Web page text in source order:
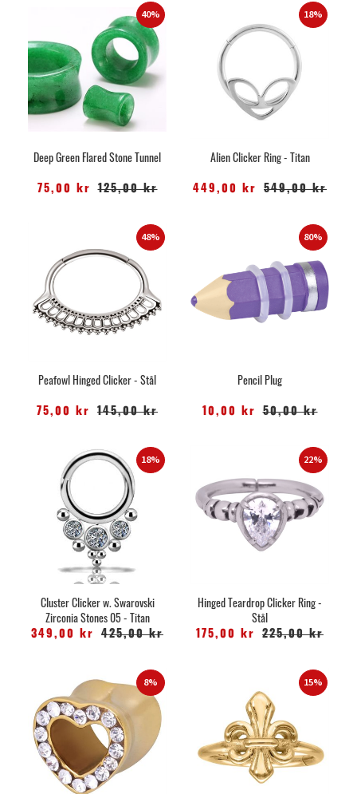
40%
Deep Green Flared Stone Tunnel
75,00 kr 125,00 kr
18%
Alien Clicker Ring - Titan
449,00 kr 549,00 kr
48%
Peafowl Hinged Clicker - Stål
75,00 kr 145,00 kr
80%
Pencil Plug
10,00 kr 50,00 kr
18%
Cluster Clicker w. Swarovski
Zirconia Stones 05 - Titan
349,00 kr 425,00 kr
22%
Hinged Teardrop Clicker Ring -
Stål
175,00 kr 225,00 kr
8% 15%